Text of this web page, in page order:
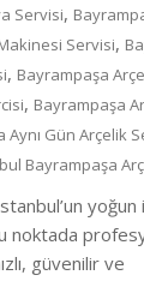
Servisi,
Servisi,
, Bayrampaşa
, Bayrampaşa
Aynı Gün Arçelik
Bayrampaşa
noktada
güvenilir ve